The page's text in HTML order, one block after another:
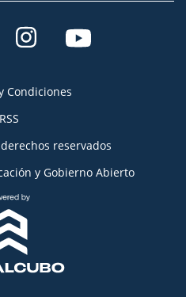
Condiciones
RSS
reservados
y Gobierno Abierto